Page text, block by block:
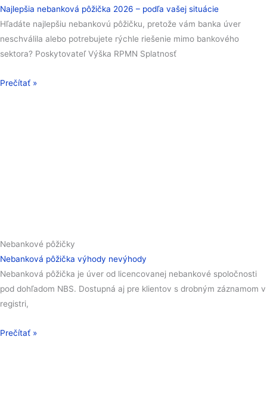
Najlepšia nebanková pôžička 2026 – podľa vašej situácie
Hľadáte najlepšiu nebankovú pôžičku, pretože vám banka úver
neschválila alebo potrebujete rýchle riešenie mimo bankového
sektora? Poskytovateľ Výška RPMN Splatnosť
Prečítať »
Nebankové pôžičky
Nebanková pôžička výhody nevýhody
Nebanková pôžička je úver od licencovanej nebankové spoločnosti
pod dohľadom NBS. Dostupná aj pre klientov s drobným záznamom v
registri,
Prečítať »